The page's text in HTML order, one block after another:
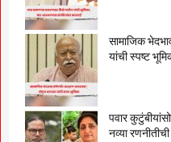
सामाजिक
यांची स्पष्ट
पवार
नव्या